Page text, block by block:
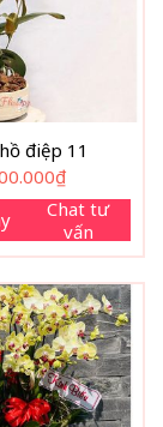
điệp 11
₫
Chat tư
vấn